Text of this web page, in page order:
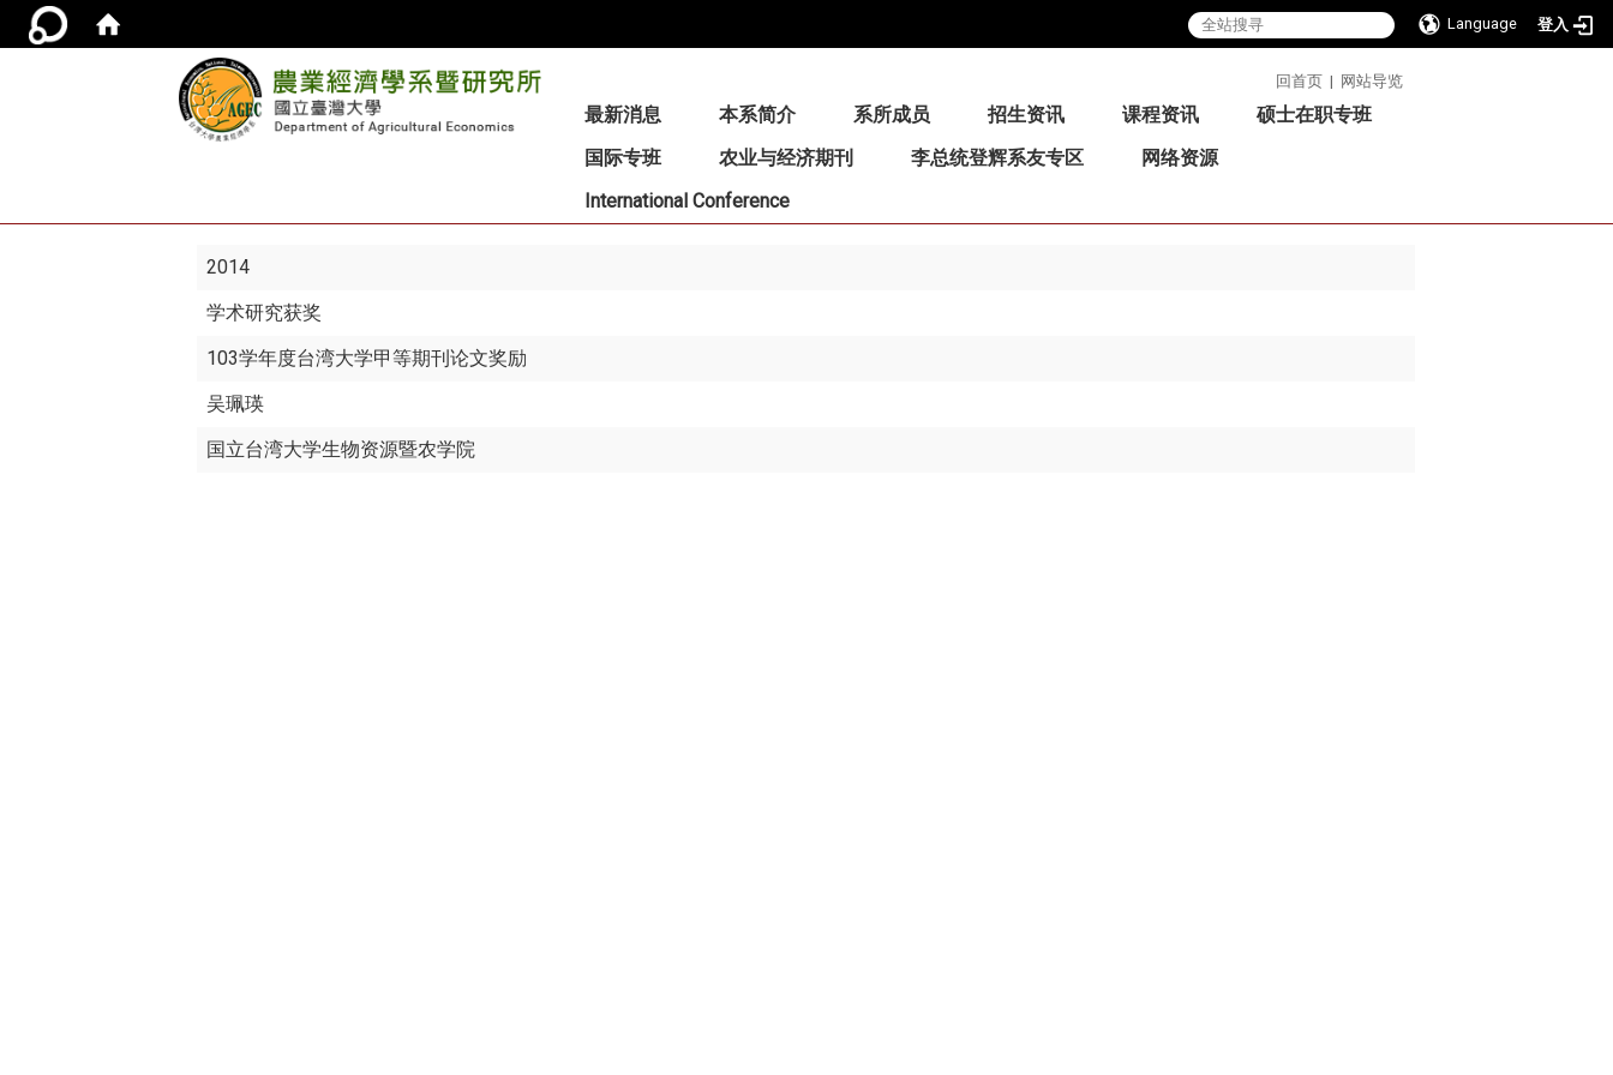
Language 登入
回首页 | 网站导览
最新消息 本系简介 系所成员 招生资讯 课程资讯
硕士在职专班
国际专班
农业与经济期刊 李总统登辉系友专区
网络资源
International Conference
2014
学术研究获奖
103学年度台湾大学甲等期刊论文奖励
吴珮瑛
国立台湾大学生物资源暨农学院